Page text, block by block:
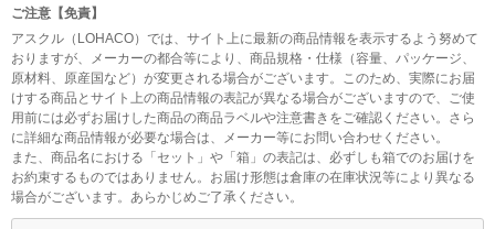
ご注意【免責】
アスクル（LOHACO）では、サイト上に最新の商品情報を表示するよう努めて
おりますが、メーカーの都合等により、商品規格・仕様（容量、パッケージ、
原材料、原産国など）が変更される場合がございます。このため、実際にお届
けする商品とサイト上の商品情報の表記が異なる場合がございますので、ご使
用前には必ずお届けした商品の商品ラベルや注意書きをご確認ください。さら
に詳細な商品情報が必要な場合は、メーカー等にお問い合わせください。
また、商品名における「セット」や「箱」の表記は、必ずしも箱でのお届けを
お約束するものではありません。お届け形態は倉庫の在庫状況等により異なる
場合がございます。あらかじめご了承ください。